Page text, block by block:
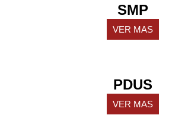
SMP
VER MAS
PDUS
VER MAS